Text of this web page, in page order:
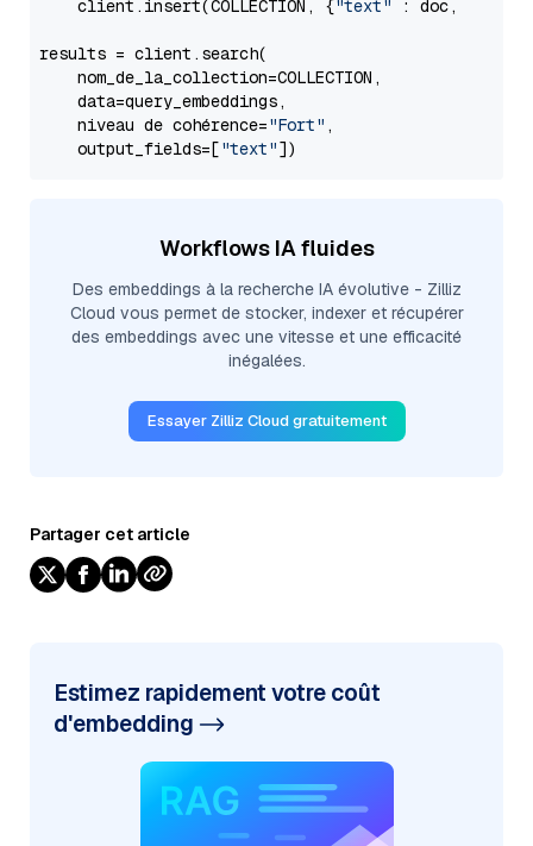
    client.insert(COLLECTION, {
"text" : doc,
results = client.search(
    nom_de_la_collection=COLLECTION,
    data=query_embeddings,
    niveau de cohérence=
"Fort" ,
    output_fields=[
"text"
Workflows IA fluides
Des embeddings à la recherche IA évolutive - Zilliz
Cloud vous permet de stocker, indexer et récupérer
des embeddings avec une vitesse et une efficacité
inégalées.
Essayer Zilliz Cloud gratuitement
Partager cet article
Estimez rapidement votre coût
d'embedding